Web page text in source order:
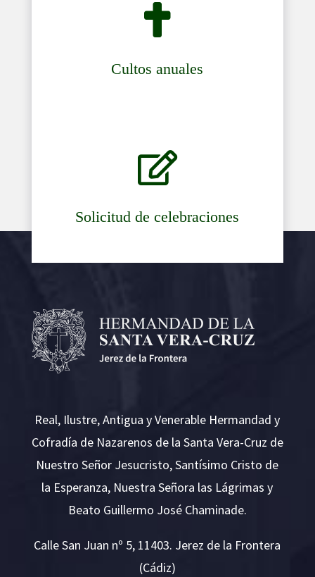

Cultos anuales

Solicitud de celebraciones
Real, Ilustre, Antigua y Venerable Hermandad y
Cofradía de Nazarenos de la Santa Vera-Cruz de
Nuestro Señor Jesucristo, Santísimo Cristo de
la Esperanza, Nuestra Señora las Lágrimas y
Beato Guillermo José Chaminade.
Calle San Juan nº 5, 11403. Jerez de la Frontera
(Cádiz)